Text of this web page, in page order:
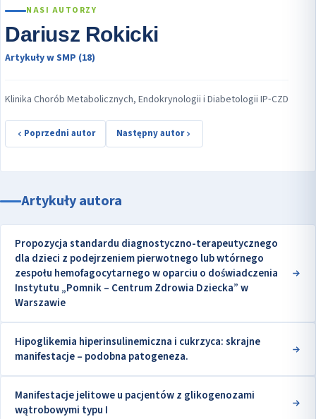
NASI AUTORZY
Dariusz Rokicki
Artykuły w SMP (18)
Klinika Chorób Metabolicznych, Endokrynologii i Diabetologii IP‑CZD
Poprzedni autor Następny autor
Artykuły autora
Propozycja standardu diagnostyczno-terapeutycznego
dla dzieci z podejrzeniem pierwotnego lub wtórnego
zespołu hemofagocytarnego w oparciu o doświadczenia
Instytutu „Pomnik – Centrum Zdrowia Dziecka” w
Warszawie
Hipoglikemia hiperinsulinemiczna i cukrzyca: skrajne
manifestacje – podobna patogeneza.
Manifestacje jelitowe u pacjentów z glikogenozami
wątrobowymi typu I